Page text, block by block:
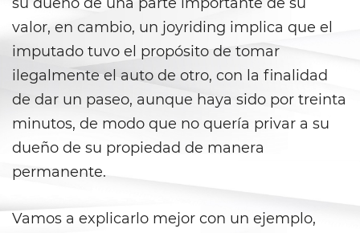
Posting Harmful Information on
the Internet
Driving Crimes
Driving With A Suspended License
Evading A Police Officer
Carjacking
Hit and Run
valor, en cambio, un joyriding implica que el
imputado tuvo el propósito de tomar
ilegalmente el auto de otro, con la finalidad
de dar un paseo, aunque haya sido por treinta
minutos, de modo que no quería privar a su
dueño de su propiedad de manera
permanente.
Vamos a explicarlo mejor con un ejemplo,